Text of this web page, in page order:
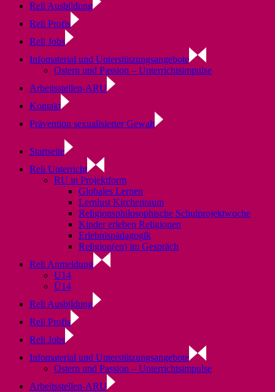
Reli Ausbildung
Reli Profis
Reli Jobs
Infomaterial und Unterstützungsangebote
Ostern und Passion – Unterrichtsimpulse
Arbeitsstellen-ARU
Kontakt
Prävention sexualisierter Gewalt
Startseite
Reli Unterricht
RU in Projektform
Globales Lernen
Lernlust Kirchenraum
Religionsphilosophische Schulprojektwoche
Kinder erleben Religionen
Erlebnispädagogik
Religion(en) im Gespräch
Reli Anmeldung
U14
Ü14
Reli Ausbildung
Reli Profis
Reli Jobs
Infomaterial und Unterstützungsangebote
Ostern und Passion – Unterrichtsimpulse
Arbeitsstellen-ARU